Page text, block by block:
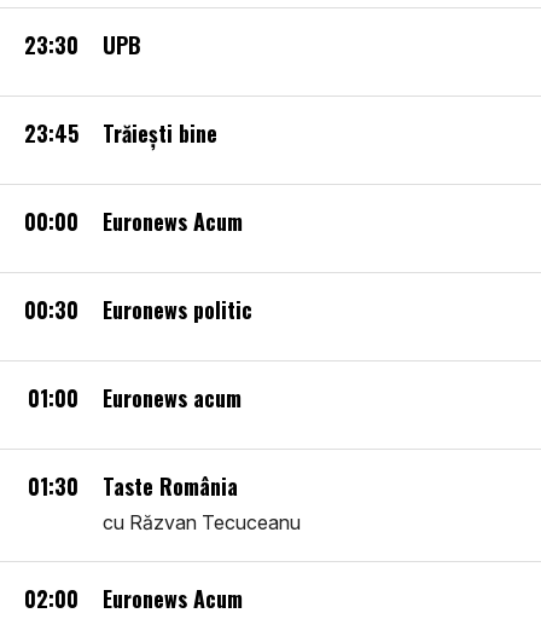
23:30 UPB
23:45 Trăiești bine
00:00 Euronews Acum
00:30 Euronews politic
01:00 Euronews acum
01:30 Taste România
cu Răzvan Tecuceanu
02:00 Euronews Acum